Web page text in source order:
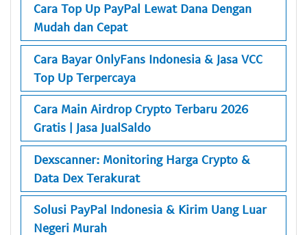
Cara Top Up PayPal Lewat Dana Dengan
Mudah dan Cepat
Cara Bayar OnlyFans Indonesia & Jasa VCC
Top Up Terpercaya
Cara Main Airdrop Crypto Terbaru 2026
Gratis | Jasa JualSaldo
Dexscanner: Monitoring Harga Crypto &
Data Dex Terakurat
Solusi PayPal Indonesia & Kirim Uang Luar
Negeri Murah